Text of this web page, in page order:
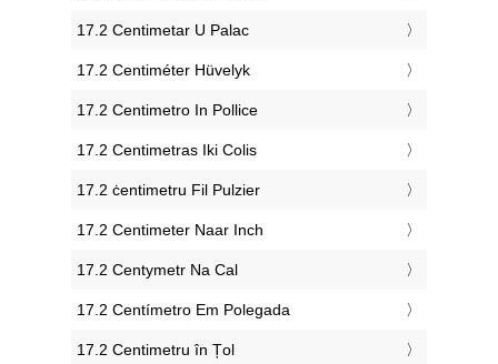
‎17.2 Centimetar U Palac
‎17.2 Centiméter Hüvelyk
‎17.2 Centimetro In Pollice
‎17.2 Centimetras Iki Colis
‎17.2 ċentimetru Fil Pulzier
‎17.2 Centimeter Naar Inch
‎17.2 Centymetr Na Cal
‎17.2 Centímetro Em Polegada
‎17.2 Centimetru în Țol